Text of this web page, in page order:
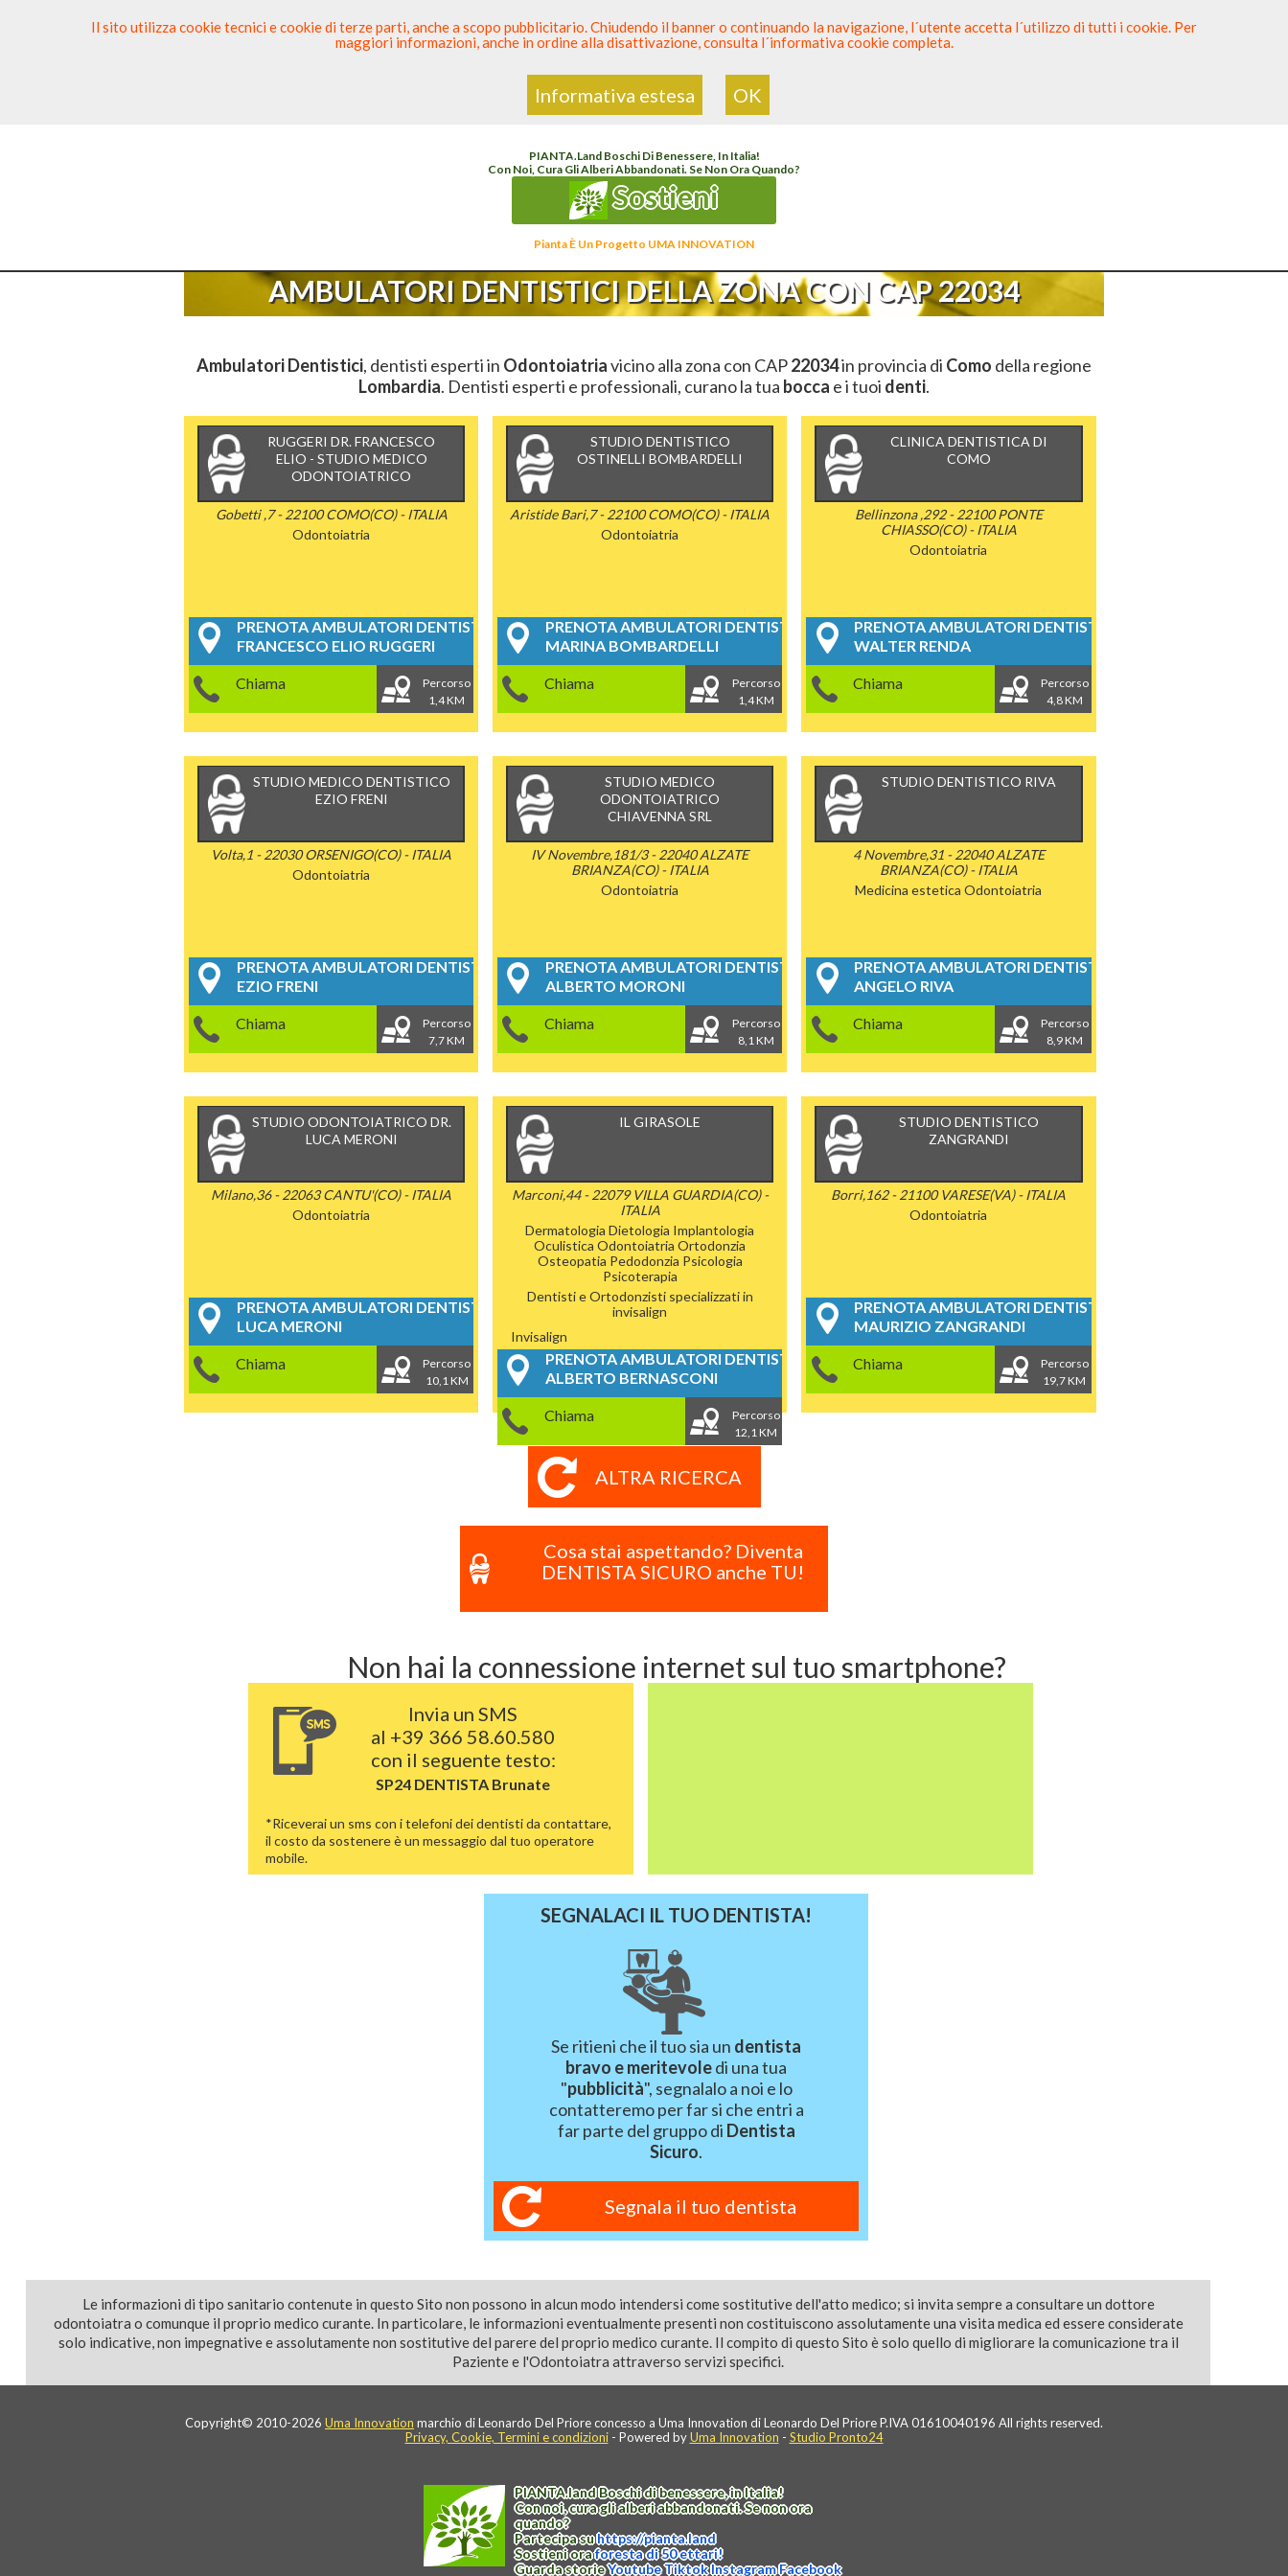
Elenco Dentista Sicuro>Odontoiatria>Ambulatori Dentistici>Lombardia
PIANTA.LandBoschi Di Benessere, In Italia!
Con Noi, Cura Gli Alberi Abbandonati. Se Non Ora Quando?
Sostieni
Pianta È Un Progetto UMA INNOVATION
AMBULATORI DENTISTICI DELLA ZONA CON CAP 22034
Ambulatori Dentistici, dentisti esperti in Odontoiatriavicino alla zona con CAP22034in provincia di Como della regione
Lombardia. Dentisti esperti e professionali, curano la tua bocca e i tuoi denti.
RUGGERI DR. FRANCESCO
ELIO - STUDIO MEDICO
ODONTOIATRICO
Gobetti ,7 - 22100 COMO(CO) - ITALIA
Odontoiatria
PRENOTA AMBULATORI DENTISTICI
FRANCESCO ELIO RUGGERI
Chiama
Percorso
1,4 KM
STUDIO DENTISTICO
OSTINELLI BOMBARDELLI
Aristide Bari,7 - 22100 COMO(CO) - ITALIA
Odontoiatria
PRENOTA AMBULATORI DENTISTICI
MARINA BOMBARDELLI
Chiama
Percorso
1,4 KM
CLINICA DENTISTICA DI
COMO
Bellinzona ,292 - 22100 PONTE
CHIASSO(CO) - ITALIA
Odontoiatria
PRENOTA AMBULATORI DENTISTICI
WALTER RENDA
Chiama
Percorso
4,8 KM
STUDIO MEDICO DENTISTICO
EZIO FRENI
Volta,1 - 22030 ORSENIGO(CO) - ITALIA
Odontoiatria
PRENOTA AMBULATORI DENTISTICI
EZIO FRENI
Chiama
Percorso
7,7 KM
STUDIO MEDICO
ODONTOIATRICO
CHIAVENNA SRL
IV Novembre,181/3 - 22040 ALZATE
BRIANZA(CO) - ITALIA
Odontoiatria
PRENOTA AMBULATORI DENTISTICI
ALBERTO MORONI
Chiama
Percorso
8,1 KM
STUDIO DENTISTICO RIVA
4 Novembre,31 - 22040 ALZATE
BRIANZA(CO) - ITALIA
Medicina estetica Odontoiatria
PRENOTA AMBULATORI DENTISTICI
ANGELO RIVA
Chiama
Percorso
8,9 KM
STUDIO ODONTOIATRICO DR.
LUCA MERONI
Milano,36 - 22063 CANTU'(CO) - ITALIA
Odontoiatria
PRENOTA AMBULATORI DENTISTICI
LUCA MERONI
Chiama
Percorso
10,1 KM
IL GIRASOLE
Marconi,44 - 22079 VILLA GUARDIA(CO) -
ITALIA
Dermatologia Dietologia Implantologia
Oculistica Odontoiatria Ortodonzia
Osteopatia Pedodonzia Psicologia
Psicoterapia
Dentisti e Ortodonzisti specializzati in
invisalign
Invisalign
PRENOTA AMBULATORI DENTISTICI
ALBERTO BERNASCONI
Chiama
Percorso
12,1 KM
STUDIO DENTISTICO
ZANGRANDI
Borri,162 - 21100 VARESE(VA) - ITALIA
Odontoiatria
PRENOTA AMBULATORI DENTISTICI
MAURIZIO ZANGRANDI
Chiama
Percorso
19,7 KM
ALTRA RICERCA
Cosa stai aspettando? Diventa
DENTISTA SICURO anche TU!
Non hai la connessione internet sul tuo smartphone?
Invia un SMS
al +39 366 58.60.580
con il seguente testo:
SP24 DENTISTA Brunate
*Riceverai un sms con i telefoni dei dentisti da contattare,
il costo da sostenere è un messaggio dal tuo operatore
mobile.
SEGNALACI IL TUO DENTISTA!
Se ritieni che il tuo sia un dentista
bravo e meritevoledi una tua
"pubblicità", segnalalo a noi e lo
contatteremo per far si che entri a
far parte del gruppo di Dentista
Sicuro.
Segnala il tuo dentista
Le informazioni di tipo sanitario contenute in questo Sito non possono in alcun modo intendersi come sostitutive dell'atto medico; si invita sempre a consultare un dottore
odontoiatra o comunque il proprio medico curante. In particolare, le informazioni eventualmente presenti non costituiscono assolutamente una visita medica ed essere considerate
solo indicative, non impegnative e assolutamente non sostitutive del parere del proprio medico curante. Il compito di questo Sito è solo quello di migliorare la comunicazione tra il
Paziente e l'Odontoiatra attraverso servizi specifici.
Copyright© 2010-2026 Uma Innovation marchio di Leonardo Del Priore concesso a Uma Innovation di Leonardo Del Priore P.IVA 01610040196 All rights reserved.
Privacy, Cookie, Termini e condizioni- Powered byUma Innovation - Studio Pronto24
PIANTA.landBoschi di benessere, in Italia!
Con noi, cura gli alberi abbandonati. Se non ora
quando?
Partecipa suhttps://pianta.land
Sostieni oraforesta di 50 ettari!
Guarda storieYoutubeTiktokInstagramFacebook
Il sito utilizza cookie tecnici e cookie di terze parti, anche a scopo pubblicitario. Chiudendo il banner o continuando la navigazione, l´utente accetta l´utilizzo di tutti i cookie. Per
maggiori informazioni, anche in ordine alla disattivazione, consulta l´informativa cookie completa.
Informativa estesa OK